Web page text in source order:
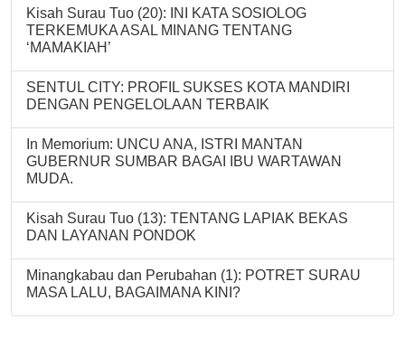
Kisah Surau Tuo (20): INI KATA SOSIOLOG
TERKEMUKA ASAL MINANG TENTANG
‘MAMAKIAH’
SENTUL CITY: PROFIL SUKSES KOTA MANDIRI
DENGAN PENGELOLAAN TERBAIK
In Memorium: UNCU ANA, ISTRI MANTAN
GUBERNUR SUMBAR BAGAI IBU WARTAWAN
MUDA.
Kisah Surau Tuo (13): TENTANG LAPIAK BEKAS
DAN LAYANAN PONDOK
Minangkabau dan Perubahan (1): POTRET SURAU
MASA LALU, BAGAIMANA KINI?